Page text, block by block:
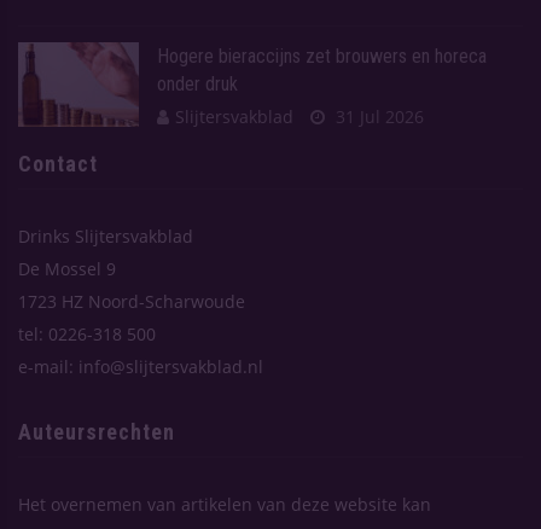
Hogere bieraccijns zet brouwers en horeca
onder druk
Slijtersvakblad
31 Jul 2026
Contact
Drinks Slijtersvakblad
De Mossel 9
1723 HZ Noord-Scharwoude
tel: 0226-318 500
e-mail: info@slijtersvakblad.nl
Auteursrechten
Het overnemen van artikelen van deze website kan